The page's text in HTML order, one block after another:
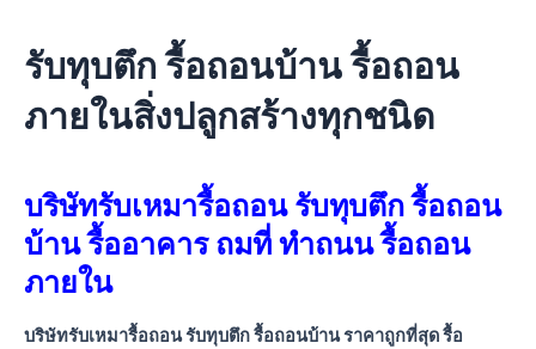
รับทุบตึก รื้อถอนบ้าน รื้อถอน
ภายในสิ่งปลูกสร้างทุกชนิด
บริษัทรับเหมารื้อถอน รับทุบตึก รื้อถอน
บ้าน รื้ออาคาร ถมที่ ทำถนน รื้อถอน
ภายใน
บริษัทรับเหมารื้อถอน รับทุบตึก รื้อถอนบ้าน ราคาถูกที่สุด รื้อ